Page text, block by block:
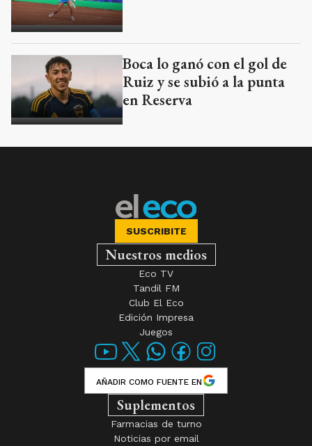
Boca lo ganó con el gol de
Ruiz y se subió a la punta
en Reserva
SUSCRIBITE
Nuestros medios
Eco TV
Tandil FM
Club El Eco
Edición Impresa
Juegos
AÑADIR COMO FUENTE EN
Suplementos
Farmacias de turno
Noticias por email